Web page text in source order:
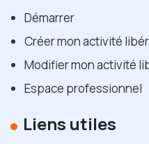
Démarrer
Créer mon activité
Modifier mon activité
Espace professionnel
Liens utiles